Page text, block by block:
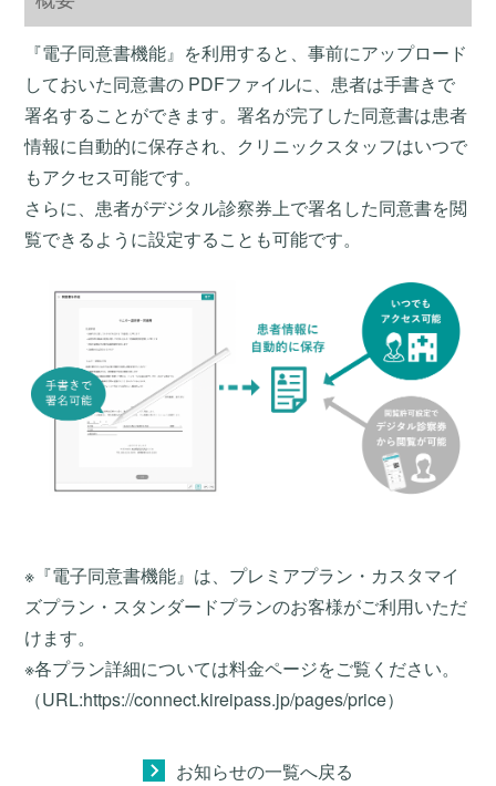
『電子同意書機能』を利用すると、事前にアップロード
しておいた同意書の PDFファイルに、患者は手書きで
署名することができます。署名が完了した同意書は患者
情報に自動的に保存され、クリニックスタッフはいつで
もアクセス可能です。
さらに、患者がデジタル診察券上で署名した同意書を閲
覧できるように設定することも可能です。
※『電子同意書機能』は、プレミアプラン・カスタマイ
ズプラン・スタンダードプランのお客様がご利用いただ
けます。
※各プラン詳細については料金ページをご覧ください。
（URL:https://connect.kireipass.jp/pages/price）
お知らせの一覧へ戻る